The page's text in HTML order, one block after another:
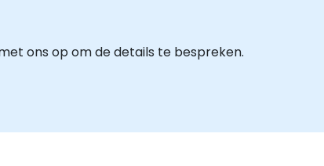
ons op om de details te bespreken.